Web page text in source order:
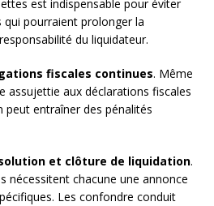
est indispensable pour éviter
pourraient prolonger la
du liquidateur.
fiscales continues. Même
assujettie aux déclarations fiscales
peut entraîner des pénalités
et clôture de liquidation.
nécessitent chacune une annonce
Les confondre conduit